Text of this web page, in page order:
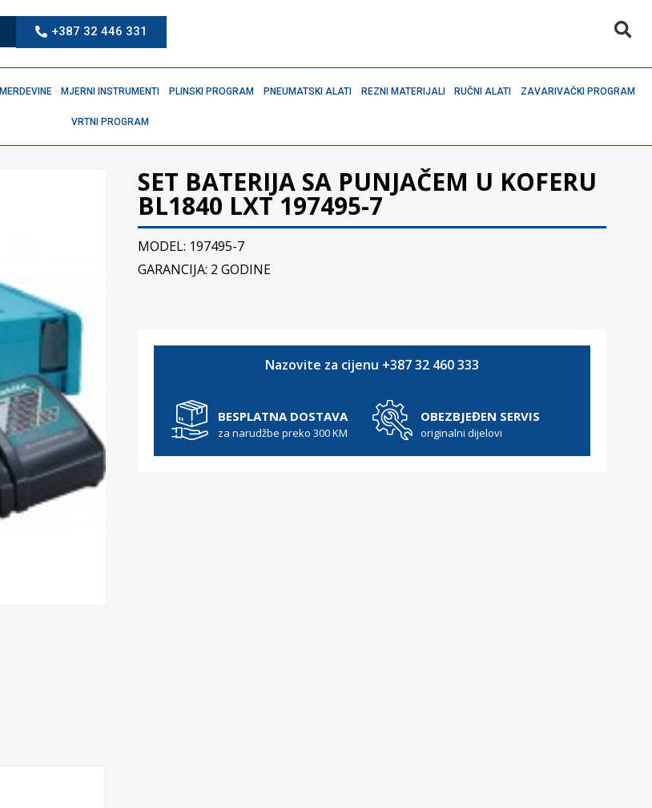
+387 32 446 331
MERDEVINE MJERNI INSTRUMENTI PLINSKI PROGRAM PNEUMATSKI ALATI REZNI MATERIJALI RUČNI ALATI ZAVARIVAČKI PROGRAM
VRTNI PROGRAM
SET BATERIJA SA PUNJAČEM U KOFERU
BL1840 LXT 197495-7
MODEL: 197495-7
GARANCIJA: 2 GODINE
Nazovite za cijenu +387 32 460 333
BESPLATNA DOSTAVA
za narudžbe preko 300 KM
OBEZBJEĐEN SERVIS
originalni dijelovi